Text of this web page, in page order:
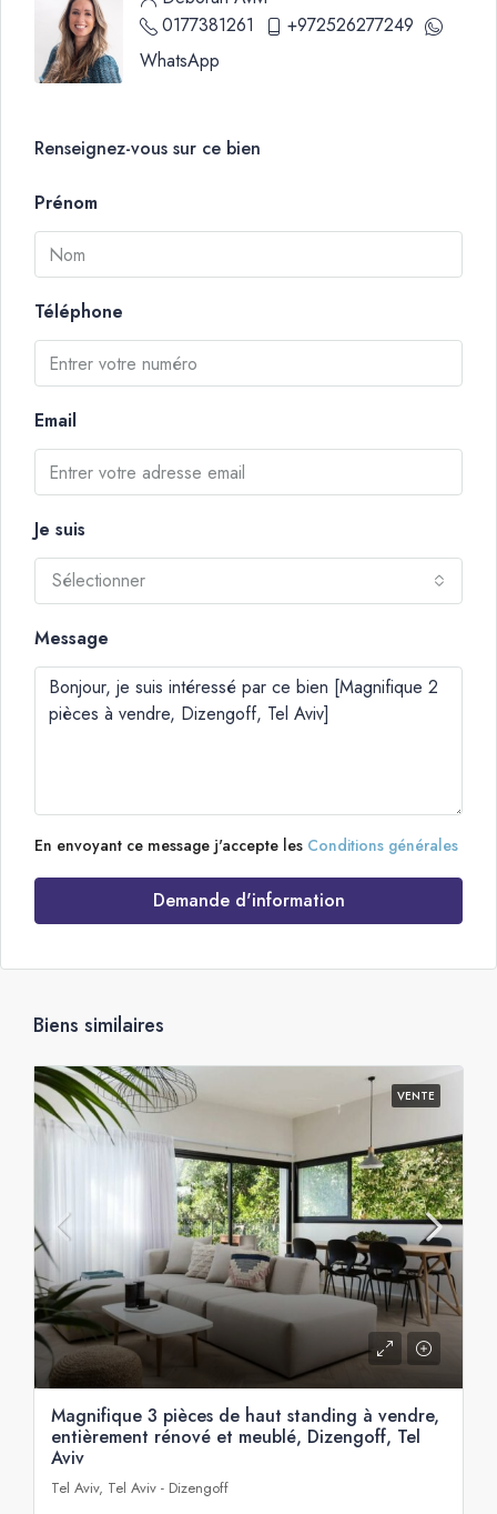
0177381261
+972526277249
WhatsApp
Renseignez-vous sur ce bien
Prénom
Téléphone
Email
Je suis
Sélectionner
Message
En envoyant ce message j'accepte les Conditions générales
Demande d'information
Biens similaires
VENTE
Magnifique 3 pièces de haut standing à vendre,
entièrement rénové et meublé, Dizengoff, Tel
Aviv
Tel Aviv, Tel Aviv - Dizengoff